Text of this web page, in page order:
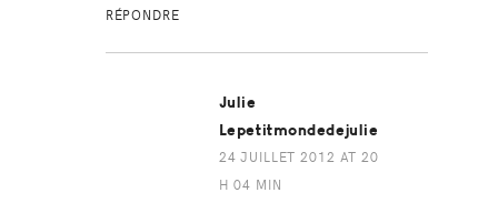
RÉPONDRE
Julie
Lepetitmondedejulie
24 JUILLET 2012 AT 20
H 04 MIN